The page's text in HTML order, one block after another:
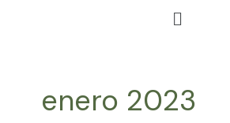
Menú
enero 2023